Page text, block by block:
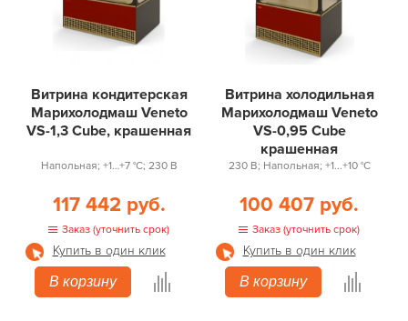
Витрина кондитерская
Марихолодмаш Veneto
VS-1,3 Cube, крашенная
Напольная; +1…+7 °С; 230 В
117 442 руб.
Заказ (уточнить срок)
Купить в один клик
В корзину
Витрина холодильная
Марихолодмаш Veneto
VS-0,95 Cube
крашенная
230 В; Напольная; +1...+10 °С
100 407 руб.
Заказ (уточнить срок)
Купить в один клик
В корзину